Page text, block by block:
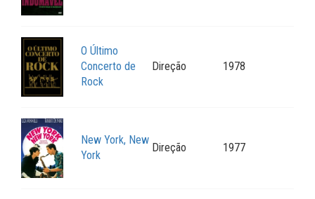
O Último
Concerto de
Rock
Direção 1978
New York, New
York
Direção 1977